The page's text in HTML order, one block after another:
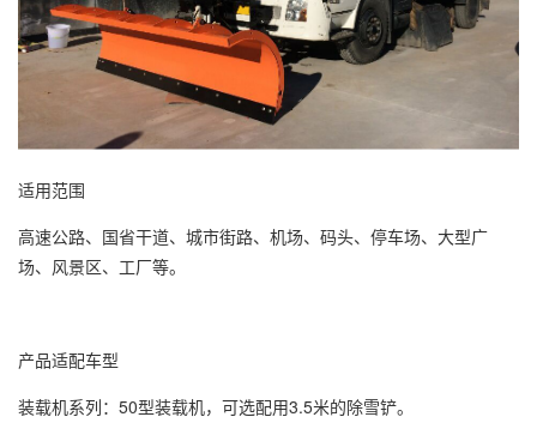
适用范围
高速公路、国省干道、城市街路、机场、码头、停车场、大型广
场、风景区、工厂等。
产品适配车型
装载机系列：50型装载机，可选配用3.5米的除雪铲。